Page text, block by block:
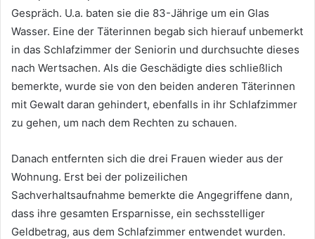
Gespräch. U.a. baten sie die 83-Jährige um ein Glas
Wasser. Eine der Täterinnen begab sich hierauf unbemerkt
in das Schlafzimmer der Seniorin und durchsuchte dieses
nach Wertsachen. Als die Geschädigte dies schließlich
bemerkte, wurde sie von den beiden anderen Täterinnen
mit Gewalt daran gehindert, ebenfalls in ihr Schlafzimmer
zu gehen, um nach dem Rechten zu schauen.
Danach entfernten sich die drei Frauen wieder aus der
Wohnung. Erst bei der polizeilichen
Sachverhaltsaufnahme bemerkte die Angegriffene dann,
dass ihre gesamten Ersparnisse, ein sechsstelliger
Geldbetrag, aus dem Schlafzimmer entwendet wurden.